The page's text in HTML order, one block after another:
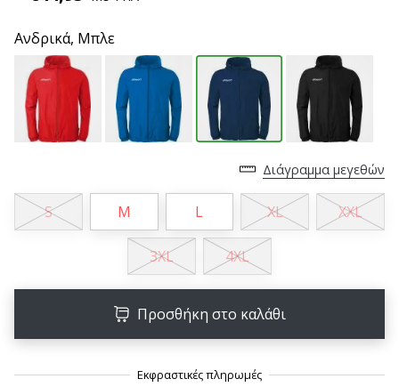
μας
πρεσβευτής
της
μάρκας
μας.
11. 8. 2022
9 λεπτά ανάγνωσης
Weplayvolleyball
τον
Ανδρικά, Μπλε
Διάγραμμα μεγεθών
S M L XL XXL
3XL 4XL
Προσθήκη στο καλάθι